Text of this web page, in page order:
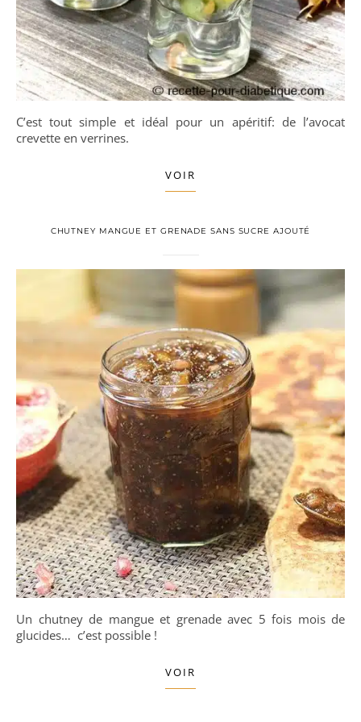
C’est tout simple et idéal pour un apéritif: de l’avocat
crevette en verrines.
VOIR
CHUTNEY MANGUE ET GRENADE SANS SUCRE AJOUTÉ
Un chutney de mangue et grenade avec 5 fois mois de
glucides… c’est possible !
VOIR